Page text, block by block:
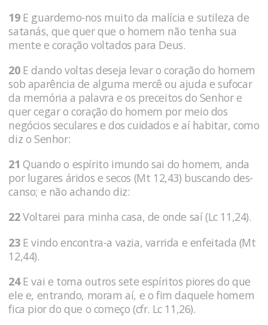
19E guardemo-nos muito da malícia e sutileza de
satanás, que quer que o homem não tenha sua
mente e coração voltados para Deus.
20E dando voltas deseja levar o coração do homem
sob aparência de alguma mercê ou ajuda e sufocar
da memória a palavra e os preceitos do Senhor e
quer cegar o coração do homem por meio dos
negócios seculares e dos cuidados e aí habitar, como
diz o Senhor:
21 Quando o espírito imundo sai do homem, anda
por lugares áridos e secos (Mt 12,43) buscando des-
canso; e não achando diz:
22Voltarei para minha casa, de onde saí (Lc 11,24).
23E vindo encontra-a vazia, varrida e enfeitada (Mt
12,44).
24E vai e toma outros sete espíritos piores do que
ele e, entrando, moram aí, e o fim daquele homem
fica pior do que o começo (cfr. Lc 11,26).